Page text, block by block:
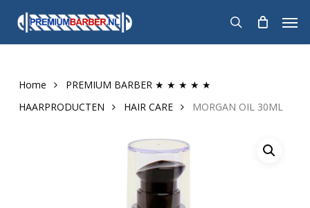
main
search
Home
PREMIUM BARBER ★ ★ ★ ★ ★
HAARPRODUCTEN
HAIR CARE MORGAN OIL 30ML